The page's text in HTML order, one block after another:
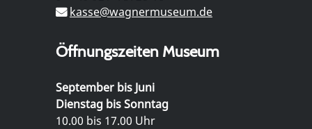
kasse@wagnermuseum.de
Öffnungszeiten Museum
September bis Juni
Dienstag bis Sonntag
10.00 bis 17.00 Uhr